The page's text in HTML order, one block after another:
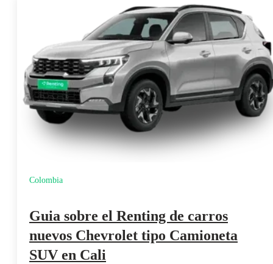
Colombia
Guia sobre el Renting de carros
nuevos Chevrolet tipo Camioneta
SUV en Cali